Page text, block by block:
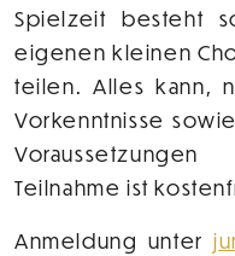
Spielzeit besteht
eigenen kleinen
teilen. Alles kann,
Vorkenntnisse
Teilnahme ist
Anmeldung unter